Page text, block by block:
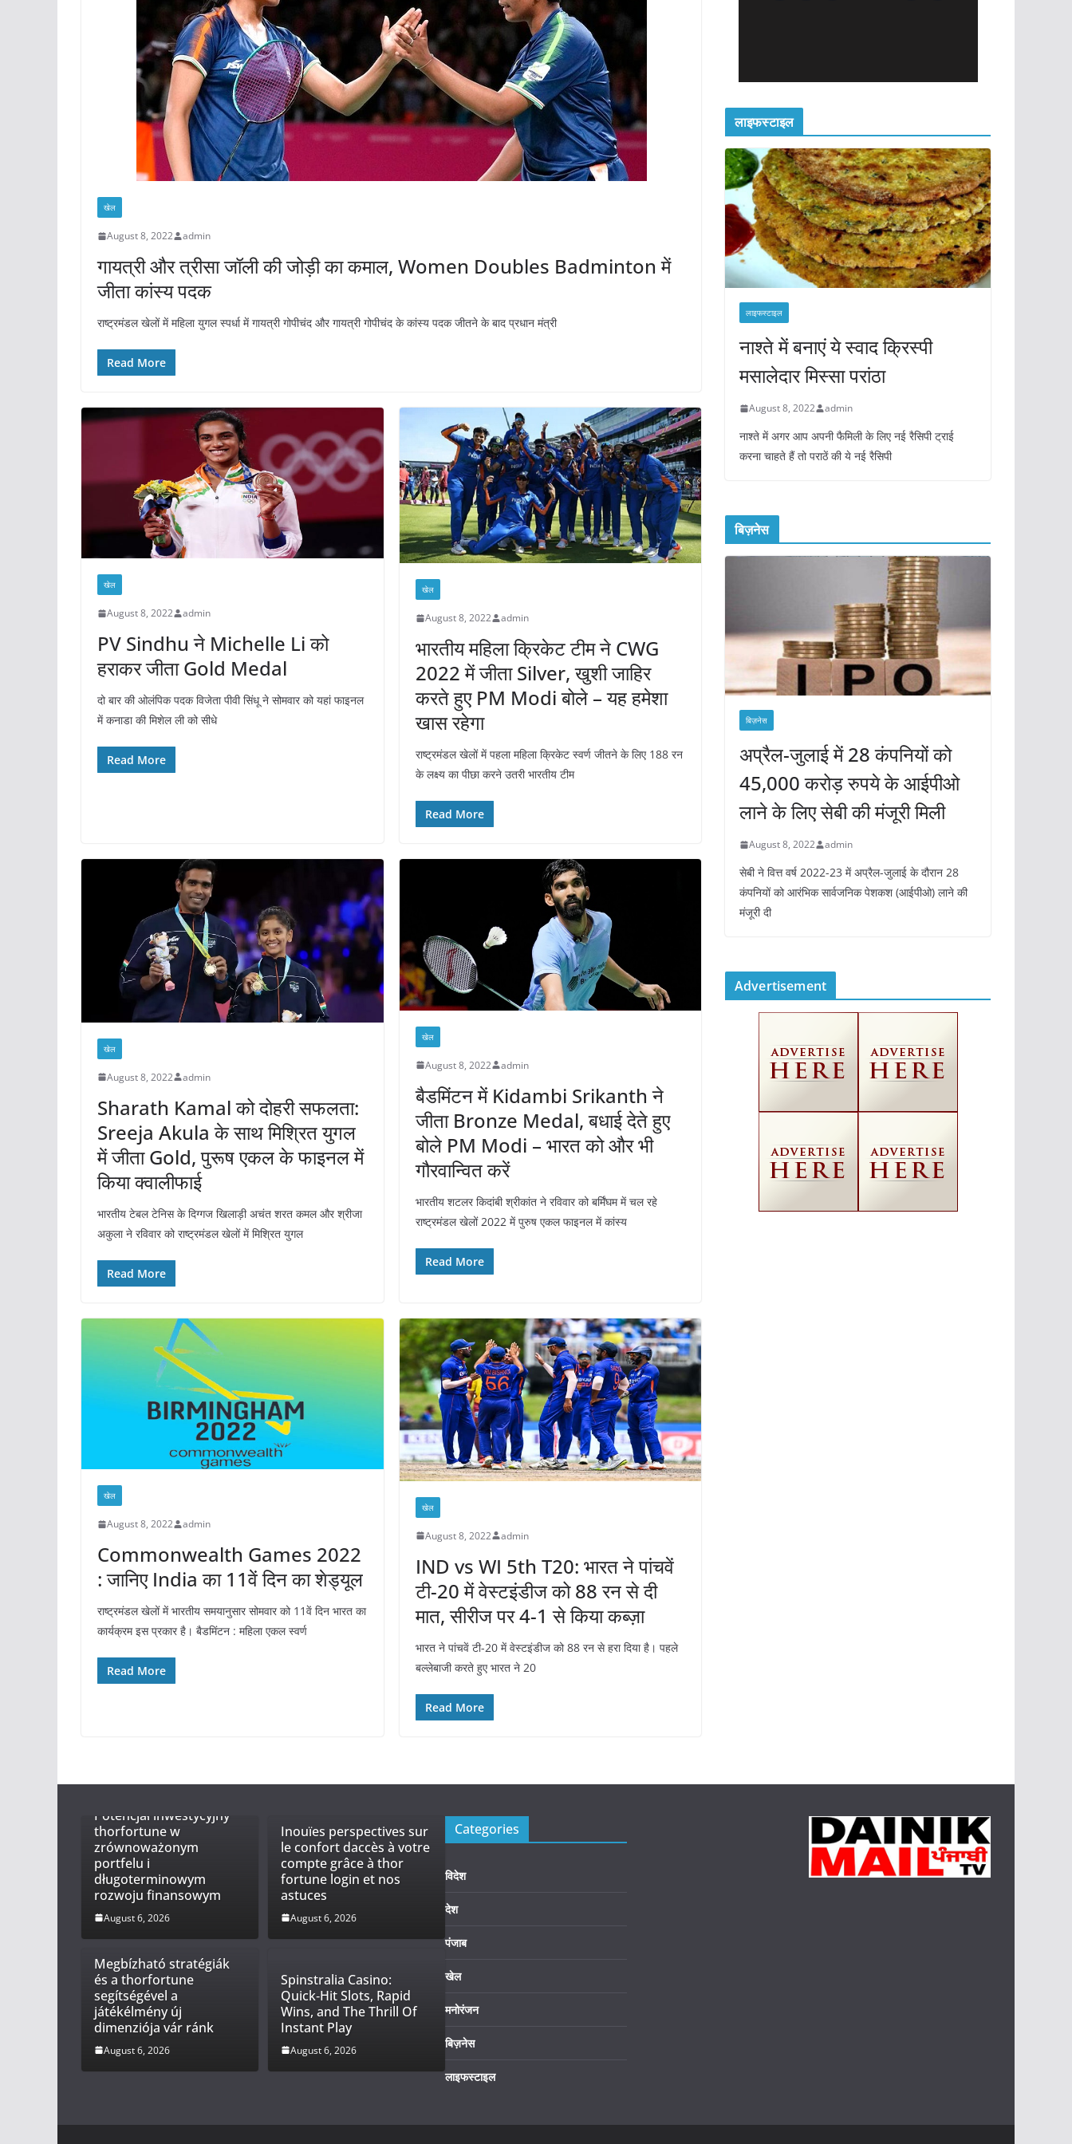
खेल
August 8, 2022 admin
गायत्री और त्रीसा जॉली की जोड़ी का कमाल, Women Doubles Badminton में
जीता कांस्य पदक
राष्ट्रमंडल खेलों में महिला युगल स्पर्धा में गायत्री गोपीचंद और गायत्री गोपीचंद के कांस्य पदक जीतने के बाद प्रधान मंत्री
Read More
खेल
August 8, 2022 admin
PV Sindhu ने Michelle Li को
हराकर जीता Gold Medal
दो बार की ओलंपिक पदक विजेता पीवी सिंधू ने सोमवार को यहां फाइनल
में कनाडा की मिशेल ली को सीधे
Read More
खेल
August 8, 2022 admin
भारतीय महिला क्रिकेट टीम ने CWG
2022 में जीता Silver, खुशी जाहिर
करते हुए PM Modi बोले – यह हमेशा
खास रहेगा
राष्ट्रमंडल खेलों में पहला महिला क्रिकेट स्वर्ण जीतने के लिए 188 रन
के लक्ष्य का पीछा करने उतरी भारतीय टीम
Read More
खेल
August 8, 2022 admin
Sharath Kamal को दोहरी सफलता:
Sreeja Akula के साथ मिश्रित युगल
में जीता Gold, पुरूष एकल के फाइनल में
किया क्वालीफाई
भारतीय टेबल टेनिस के दिग्गज खिलाड़ी अचंत शरत कमल और श्रीजा
अकुला ने रविवार को राष्ट्रमंडल खेलों में मिश्रित युगल
Read More
खेल
August 8, 2022 admin
बैडमिंटन में Kidambi Srikanth ने
जीता Bronze Medal, बधाई देते हुए
बोले PM Modi – भारत को और भी
गौरवान्वित करें
भारतीय शटलर किदांबी श्रीकांत ने रविवार को बर्मिंघम में चल रहे
राष्ट्रमंडल खेलों 2022 में पुरुष एकल फाइनल में कांस्य
Read More
खेल
August 8, 2022 admin
Commonwealth Games 2022
: जानिए India का 11वें दिन का शेड्यूल
राष्ट्रमंडल खेलों में भारतीय समयानुसार सोमवार को 11वें दिन भारत का
कार्यक्रम इस प्रकार है। बैडमिंटन : महिला एकल स्वर्ण
Read More
खेल
August 8, 2022 admin
IND vs WI 5th T20: भारत ने पांचवें
टी-20 में वेस्टइंडीज को 88 रन से दी
मात, सीरीज पर 4-1 से किया कब्ज़ा
भारत ने पांचवें टी-20 में वेस्टइंडीज को 88 रन से हरा दिया है। पहले
बल्लेबाजी करते हुए भारत ने 20
Read More
लाइफस्टाइल
लाइफस्टाइल
नाश्ते में बनाएं ये स्वाद क्रिस्पी
मसालेदार मिस्सा परांठा
August 8, 2022 admin
नाश्ते में अगर आप अपनी फैमिली के लिए नई रैसिपी ट्राई
करना चाहते हैं तो पराठें की ये नई रैसिपी
बिज़नेस
बिज़नेस
अप्रैल-जुलाई में 28 कंपनियों को
45,000 करोड़ रुपये के आईपीओ
लाने के लिए सेबी की मंजूरी मिली
August 8, 2022 admin
सेबी ने वित्त वर्ष 2022-23 में अप्रैल-जुलाई के दौरान 28
कंपनियों को आरंभिक सार्वजनिक पेशकश (आईपीओ) लाने की
मंजूरी दी
Advertisement
Potencjał inwestycyjny
thorfortune w
zrównoważonym
portfelu i
długoterminowym
rozwoju finansowym
August 6, 2026
Inouïes perspectives sur
le confort daccès à votre
compte grâce à thor
fortune login et nos
astuces
August 6, 2026
Megbízható stratégiák
és a thorfortune
segítségével a
játékélmény új
dimenziója vár ránk
August 6, 2026
Spinstralia Casino:
Quick‑Hit Slots, Rapid
Wins, and The Thrill Of
Instant Play
August 6, 2026
Categories
विदेश
देश
पंजाब
खेल
मनोरंजन
बिज़नेस
लाइफस्टाइल